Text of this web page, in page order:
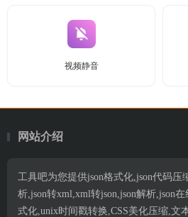
视频静音
网站介绍
工具吧为您提供json格式化,json代码压
析,json转xml,xml转json,json解析,json
式化,unix时间戳转换,CSS美化压缩,文